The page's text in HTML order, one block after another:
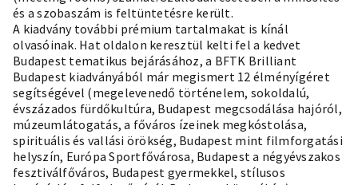
és a szobaszám is feltüntetésre került.
A kiadvány további prémium tartalmakat is kínál
olvasóinak. Hat oldalon keresztül kelti fel a kedvet
Budapest tematikus bejárásához, a BFTK Brilliant
Budapest kiadványából már megismert 12 élményígéret
segítségével (megelevenedő történelem, sokoldalú,
évszázados fürdőkultúra, Budapest megcsodálása hajóról,
múzeumlátogatás, a főváros ízeinek megkóstolása,
spirituális és vallási örökség, Budapest mint filmforgatási
helyszín, Európa Sportfővárosa, Budapest a négyévszakos
fesztiválfőváros, Budapest gyermekkel, stílusos